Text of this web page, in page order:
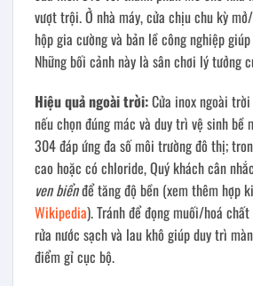
vượt trội. Ở nhà máy, cửa chịu chu kỳ
hộp gia cường và bản lề công nghiệp
Những bối cảnh này là sân chơi lý tưởng
Hiệu quả ngoài trời:Cửa inox ngoài
nếu chọn đúng mác và duy trì vệ sinh bề
304 đáp ứng đa số môi trường đô thị;
cao hoặc có chloride, Quý khách cân
ven biểnđể tăng độ bền (xem thêm hợp
Wikipedia). Tránh để đọng muối/hoá
rửa nước sạch và lau khô giúp duy trì
điểm gỉ cục bộ.